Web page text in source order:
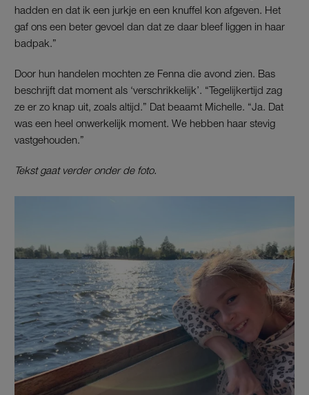
hadden en dat ik een jurkje en een knuffel kon afgeven. Het
gaf ons een beter gevoel dan dat ze daar bleef liggen in haar
badpak.”
Door hun handelen mochten ze Fenna die avond zien. Bas
beschrijft dat moment als ‘verschrikkelijk’. “Tegelijkertijd zag
ze er zo knap uit, zoals altijd.” Dat beaamt Michelle. “Ja. Dat
was een heel onwerkelijk moment. We hebben haar stevig
vastgehouden.”
Tekst gaat verder onder de foto.